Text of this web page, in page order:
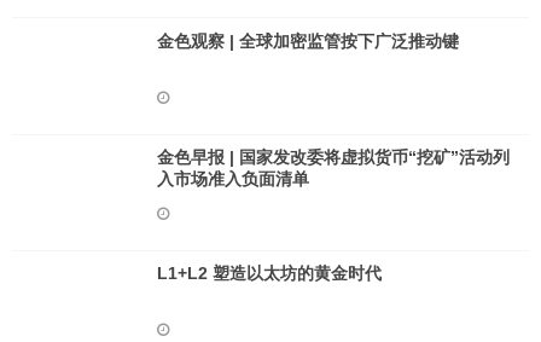
金色观察 | 全球加密监管按下广泛推动键
金色早报 | 国家发改委将虚拟货币“挖矿”活动列
入市场准入负面清单
L1+L2 塑造以太坊的黄金时代